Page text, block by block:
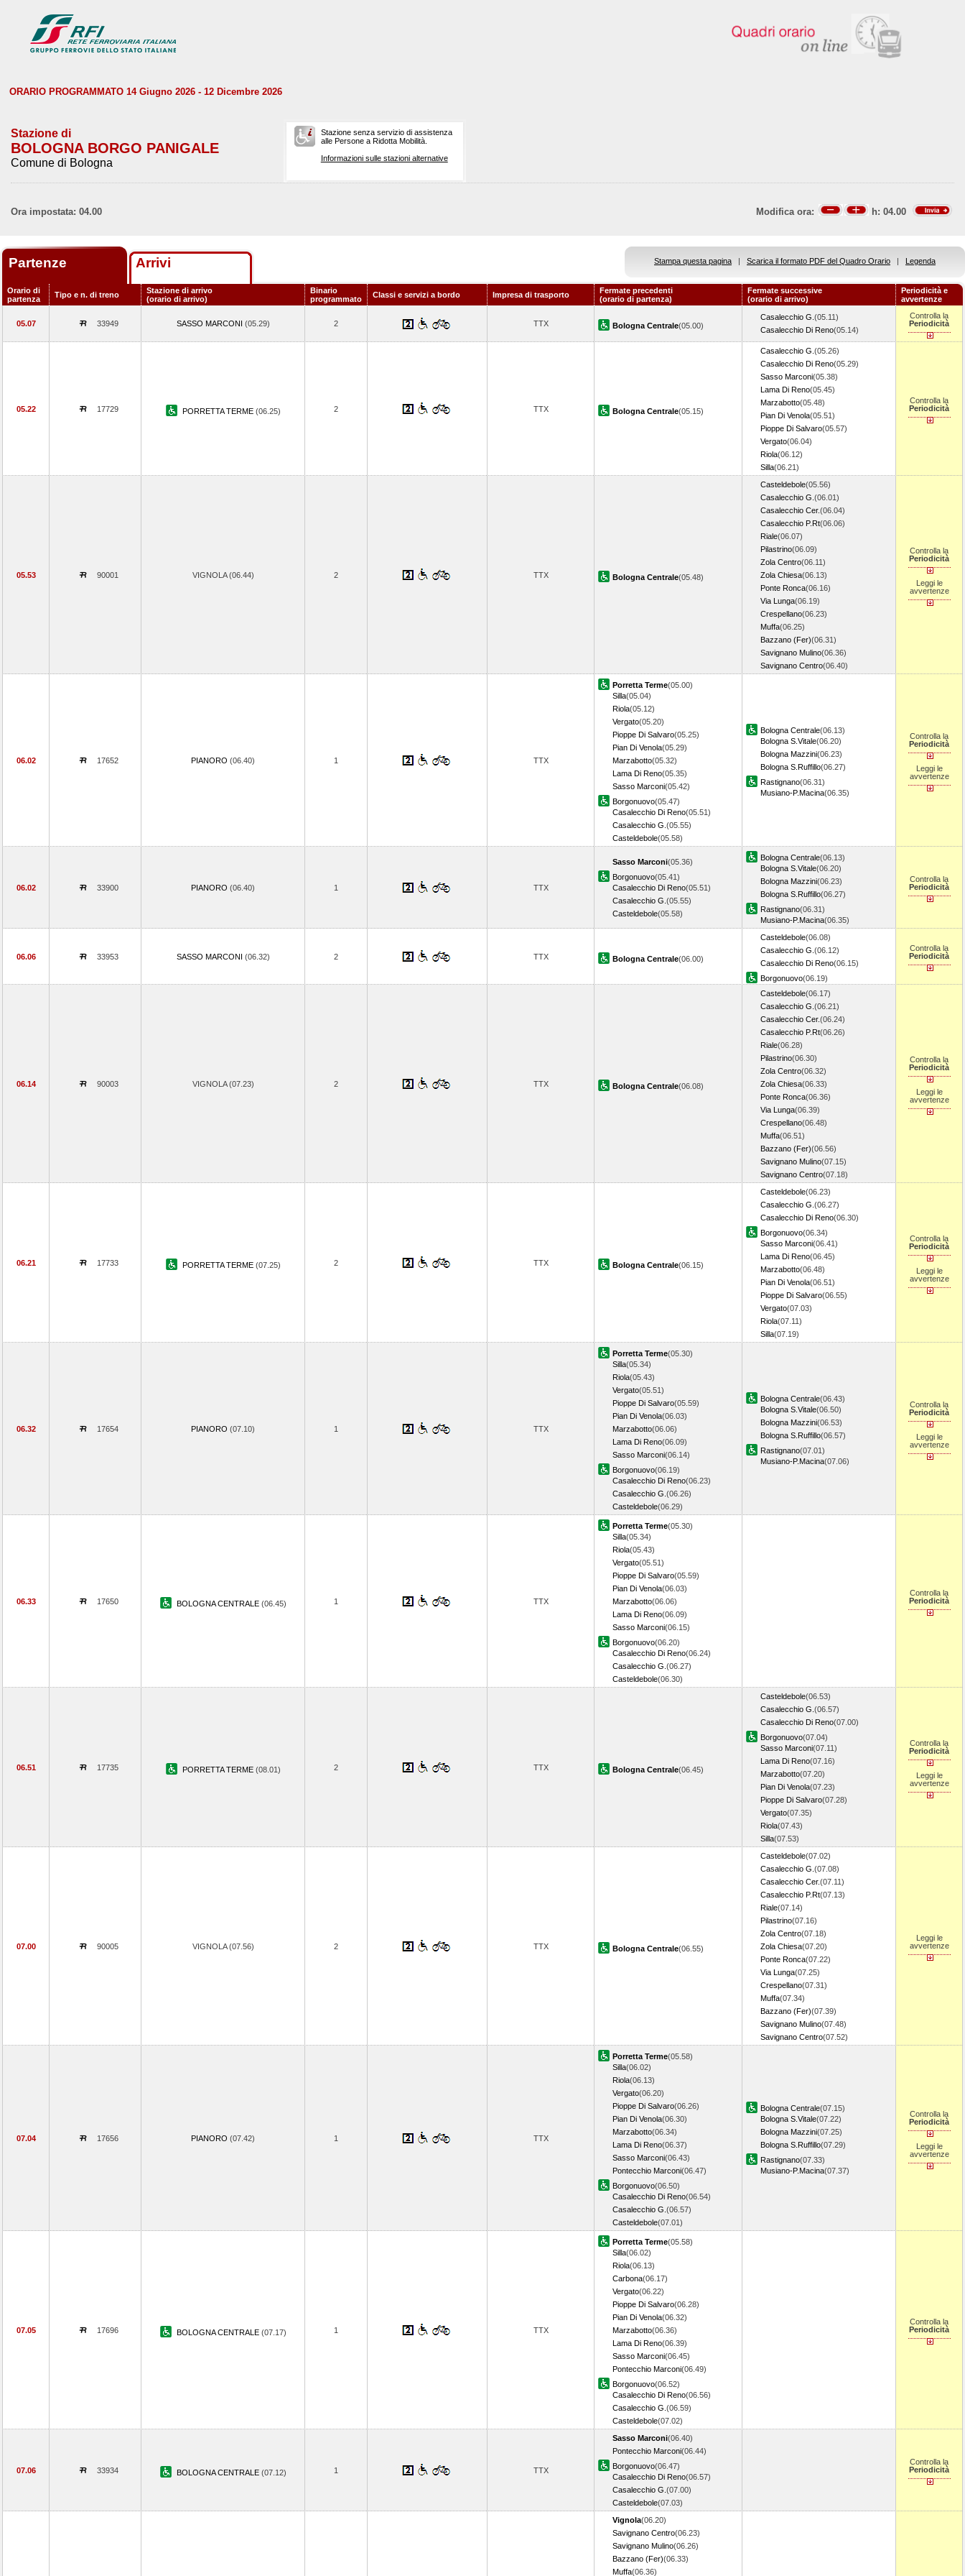
ORARIO PROGRAMMATO 14 Giugno 2026 - 12 Dicembre 2026
Stazione di
BOLOGNA BORGO PANIGALE
Comune di Bologna
Stazione senza servizio di assistenza
alle Persone a Ridotta Mobilità.
Informazioni sulle stazioni alternative
Ora impostata: 04.00 Modifica ora: h: 04.00
Partenze Arrivi Stampa questa pagina | Scarica il formato PDF del Quadro Orario | Legenda
Orario di
partenza
Tipo e n. di treno
Stazione di arrivo
(orario di arrivo)
Binario
programmato
Classi e servizi a bordo Impresa di trasporto
Fermate precedenti
(orario di partenza)
Fermate successive
(orario di arrivo)
Periodicità e
avvertenze
05.07 33949 SASSO MARCONI (05.29) 2 TTX Bologna Centrale(05.00)
Casalecchio G. (05.11)
Casalecchio Di Reno(05.14)
Controlla la
Periodicità
05.22 17729 PORRETTA TERME (06.25) 2 TTX Bologna Centrale(05.15)
Casalecchio G. (05.26)
Casalecchio Di Reno(05.29)
Sasso Marconi(05.38)
Lama Di Reno(05.45)
Marzabotto(05.48)
Pian Di Venola(05.51)
Pioppe Di Salvaro(05.57)
Vergato(06.04)
Riola(06.12)
Silla(06.21)
Controlla la
Periodicità
05.53 90001 VIGNOLA (06.44) 2 TTX Bologna Centrale(05.48)
Casteldebole(05.56)
Casalecchio G. (06.01)
Casalecchio Cer.(06.04)
Casalecchio P.Rt(06.06)
Riale(06.07)
Pilastrino(06.09)
Zola Centro(06.11)
Zola Chiesa(06.13)
Ponte Ronca(06.16)
Via Lunga(06.19)
Crespellano(06.23)
Muffa(06.25)
Bazzano (Fer)(06.31)
Savignano Mulino(06.36)
Savignano Centro(06.40)
Controlla la
Periodicità
Leggi le
avvertenze
06.02 17652 PIANORO (06.40) 1 TTX
Porretta Terme(05.00)
Silla(05.04)
Riola(05.12)
Vergato(05.20)
Pioppe Di Salvaro(05.25)
Pian Di Venola(05.29)
Marzabotto(05.32)
Lama Di Reno(05.35)
Sasso Marconi(05.42)
Borgonuovo(05.47)
Casalecchio Di Reno(05.51)
Casalecchio G. (05.55)
Casteldebole(05.58)
Bologna Centrale(06.13)
Bologna S.Vitale(06.20)
Bologna Mazzini(06.23)
Bologna S.Ruffillo(06.27)
Rastignano(06.31)
Musiano-P.Macina(06.35)
Controlla la
Periodicità
Leggi le
avvertenze
06.02 33900 PIANORO (06.40) 1 TTX
Sasso Marconi(05.36)
Borgonuovo(05.41)
Casalecchio Di Reno(05.51)
Casalecchio G. (05.55)
Casteldebole(05.58)
Bologna Centrale(06.13)
Bologna S.Vitale(06.20)
Bologna Mazzini(06.23)
Bologna S.Ruffillo(06.27)
Rastignano(06.31)
Musiano-P.Macina(06.35)
Controlla la
Periodicità
06.06 33953 SASSO MARCONI (06.32) 2 TTX Bologna Centrale(06.00)
Casteldebole(06.08)
Casalecchio G. (06.12)
Casalecchio Di Reno(06.15)
Borgonuovo(06.19)
Controlla la
Periodicità
06.14 90003 VIGNOLA (07.23) 2 TTX Bologna Centrale(06.08)
Casteldebole(06.17)
Casalecchio G. (06.21)
Casalecchio Cer.(06.24)
Casalecchio P.Rt(06.26)
Riale(06.28)
Pilastrino(06.30)
Zola Centro(06.32)
Zola Chiesa(06.33)
Ponte Ronca(06.36)
Via Lunga(06.39)
Crespellano(06.48)
Muffa(06.51)
Bazzano (Fer)(06.56)
Savignano Mulino(07.15)
Savignano Centro(07.18)
Controlla la
Periodicità
Leggi le
avvertenze
06.21 17733 PORRETTA TERME (07.25) 2 TTX Bologna Centrale(06.15)
Casteldebole(06.23)
Casalecchio G. (06.27)
Casalecchio Di Reno(06.30)
Borgonuovo(06.34)
Sasso Marconi(06.41)
Lama Di Reno(06.45)
Marzabotto(06.48)
Pian Di Venola(06.51)
Pioppe Di Salvaro(06.55)
Vergato(07.03)
Riola(07.11)
Silla(07.19)
Controlla la
Periodicità
Leggi le
avvertenze
06.32 17654 PIANORO (07.10) 1 TTX
Porretta Terme(05.30)
Silla(05.34)
Riola(05.43)
Vergato(05.51)
Pioppe Di Salvaro(05.59)
Pian Di Venola(06.03)
Marzabotto(06.06)
Lama Di Reno(06.09)
Sasso Marconi(06.14)
Borgonuovo(06.19)
Casalecchio Di Reno(06.23)
Casalecchio G. (06.26)
Casteldebole(06.29)
Bologna Centrale(06.43)
Bologna S.Vitale(06.50)
Bologna Mazzini(06.53)
Bologna S.Ruffillo(06.57)
Rastignano(07.01)
Musiano-P.Macina(07.06)
Controlla la
Periodicità
Leggi le
avvertenze
06.33 17650 BOLOGNA CENTRALE (06.45) 1 TTX
Porretta Terme(05.30)
Silla(05.34)
Riola(05.43)
Vergato(05.51)
Pioppe Di Salvaro(05.59)
Pian Di Venola(06.03)
Marzabotto(06.06)
Lama Di Reno(06.09)
Sasso Marconi(06.15)
Borgonuovo(06.20)
Casalecchio Di Reno(06.24)
Casalecchio G. (06.27)
Casteldebole(06.30)
Controlla la
Periodicità
06.51 17735 PORRETTA TERME (08.01) 2 TTX Bologna Centrale(06.45)
Casteldebole(06.53)
Casalecchio G. (06.57)
Casalecchio Di Reno(07.00)
Borgonuovo(07.04)
Sasso Marconi(07.11)
Lama Di Reno(07.16)
Marzabotto(07.20)
Pian Di Venola(07.23)
Pioppe Di Salvaro(07.28)
Vergato(07.35)
Riola(07.43)
Silla(07.53)
Controlla la
Periodicità
Leggi le
avvertenze
07.00 90005 VIGNOLA (07.56) 2 TTX Bologna Centrale(06.55)
Casteldebole(07.02)
Casalecchio G. (07.08)
Casalecchio Cer.(07.11)
Casalecchio P.Rt(07.13)
Riale(07.14)
Pilastrino(07.16)
Zola Centro(07.18)
Zola Chiesa(07.20)
Ponte Ronca(07.22)
Via Lunga(07.25)
Crespellano(07.31)
Muffa(07.34)
Bazzano (Fer)(07.39)
Savignano Mulino(07.48)
Savignano Centro(07.52)
Leggi le
avvertenze
07.04 17656 PIANORO (07.42) 1 TTX
Porretta Terme(05.58)
Silla(06.02)
Riola(06.13)
Vergato(06.20)
Pioppe Di Salvaro(06.26)
Pian Di Venola(06.30)
Marzabotto(06.34)
Lama Di Reno(06.37)
Sasso Marconi(06.43)
Pontecchio Marconi(06.47)
Borgonuovo(06.50)
Casalecchio Di Reno(06.54)
Casalecchio G. (06.57)
Casteldebole(07.01)
Bologna Centrale(07.15)
Bologna S.Vitale(07.22)
Bologna Mazzini(07.25)
Bologna S.Ruffillo(07.29)
Rastignano(07.33)
Musiano-P.Macina(07.37)
Controlla la
Periodicità
Leggi le
avvertenze
07.05 17696 BOLOGNA CENTRALE (07.17) 1 TTX
Porretta Terme(05.58)
Silla(06.02)
Riola(06.13)
Carbona(06.17)
Vergato(06.22)
Pioppe Di Salvaro(06.28)
Pian Di Venola(06.32)
Marzabotto(06.36)
Lama Di Reno(06.39)
Sasso Marconi(06.45)
Pontecchio Marconi(06.49)
Borgonuovo(06.52)
Casalecchio Di Reno(06.56)
Casalecchio G. (06.59)
Casteldebole(07.02)
Controlla la
Periodicità
07.06 33934 BOLOGNA CENTRALE (07.12) 1 TTX
Sasso Marconi(06.40)
Pontecchio Marconi(06.44)
Borgonuovo(06.47)
Casalecchio Di Reno(06.57)
Casalecchio G. (07.00)
Casteldebole(07.03)
Controlla la
Periodicità
Vignola(06.20)
Savignano Centro(06.23)
Savignano Mulino(06.26)
Bazzano (Fer)(06.33)
Muffa(06.36)